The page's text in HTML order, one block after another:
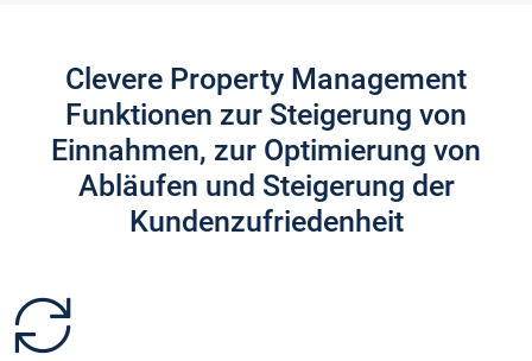
Clevere Property Management
Funktionen zur Steigerung von
Einnahmen, zur Optimierung von
Abläufen und Steigerung der
Kundenzufriedenheit